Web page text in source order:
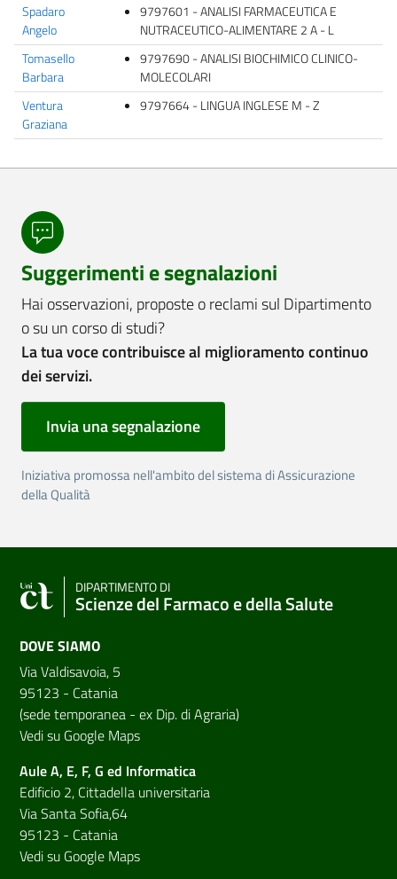
Spadaro
Angelo
9797601 - ANALISI FARMACEUTICA E
NUTRACEUTICO-ALIMENTARE 2 A - L
Tomasello
Barbara
9797690 - ANALISI BIOCHIMICO CLINICO-
MOLECOLARI
Ventura
Graziana
9797664 - LINGUA INGLESE M - Z
Suggerimenti e segnalazioni
Hai osservazioni, proposte o reclami sul Dipartimento
o su un corso di studi?
La tua voce contribuisce al miglioramento continuo
dei servizi.
Invia una segnalazione
Iniziativa promossa nell'ambito del sistema di Assicurazione
della Qualità
DIPARTIMENTO DI
Scienze del Farmaco e della Salute
DOVE SIAMO
Via Valdisavoia, 5
95123 - Catania
(sede temporanea - ex Dip. di Agraria)
Vedi su Google Maps
Aule A, E, F, G ed Informatica
Edificio 2, Cittadella universitaria
Via Santa Sofia,64
95123 - Catania
Vedi su Google Maps